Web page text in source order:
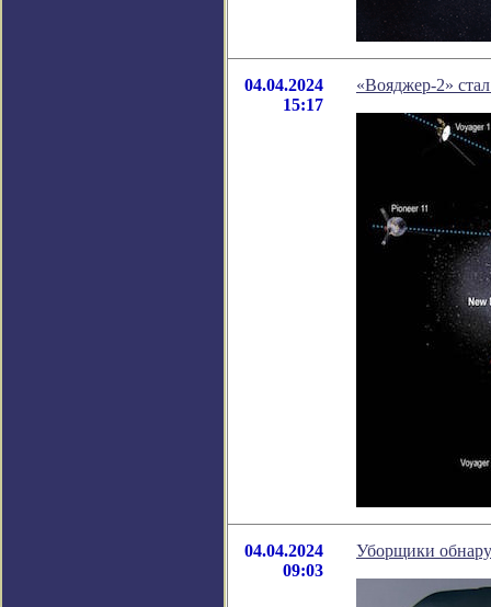
04.04.2024
15:17
«Вояджер-2»
04.04.2024
09:03
Уборщики